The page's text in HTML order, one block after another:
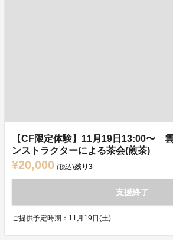
【CF限定体験】11月19日13:00〜
ンストラクターによる茶会(煎茶)
¥20,000 (税込)残り3
支援終了
ご提供予定時期：11月19日(土)